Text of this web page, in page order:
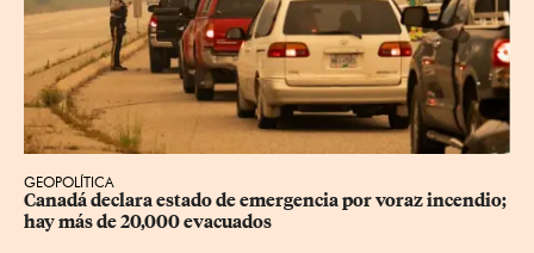
GEOPOLÍTICA
Canadá declara estado de emergencia por voraz incendio;
hay más de 20,000 evacuados